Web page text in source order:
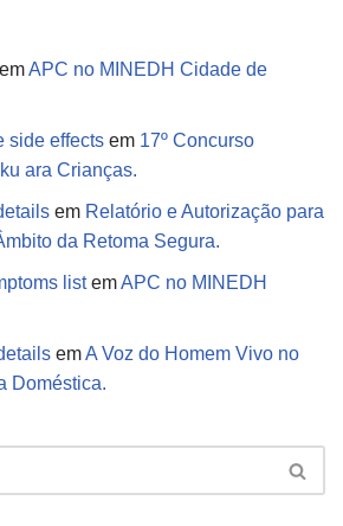
emAPC no MINEDH Cidade de
side effects em 17º Concurso
ara Crianças.
em Relatório e Autorização para
da Retoma Segura.
listemAPC no MINEDH
emA Voz do Homem Vivo no
Doméstica.